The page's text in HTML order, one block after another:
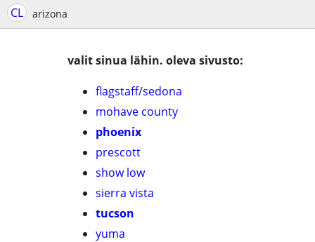
CL arizona
valit sinua lähin. oleva sivusto:
flagstaff/sedona
mohave county
phoenix
prescott
show low
sierra vista
tucson
yuma